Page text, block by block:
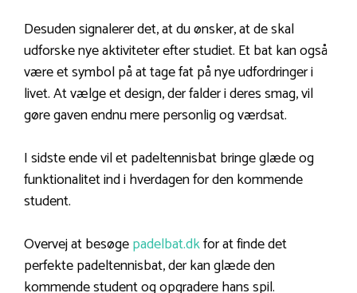
Desuden signalerer det, at du ønsker, at de skal
udforske nye aktiviteter efter studiet. Et bat kan også
være et symbol på at tage fat på nye udfordringer i
livet. At vælge et design, der falder i deres smag, vil
gøre gaven endnu mere personlig og værdsat.
I sidste ende vil et padeltennisbat bringe glæde og
funktionalitet ind i hverdagen for den kommende
student.
Overvej at besøgepadelbat.dkfor at finde det
perfekte padeltennisbat, der kan glæde den
kommende student og opgradere hans spil.